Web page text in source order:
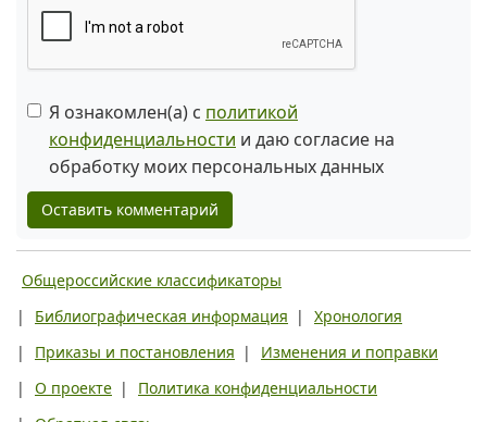
Я ознакомлен(а) с политикой
конфиденциальности и даю согласие на
обработку моих персональных данных
Оставить комментарий
Общероссийские классификаторы
|
Библиографическая информация |
Хронология
|
Приказы и постановления |
Изменения и поправки
|
О проекте |
Политика конфиденциальности